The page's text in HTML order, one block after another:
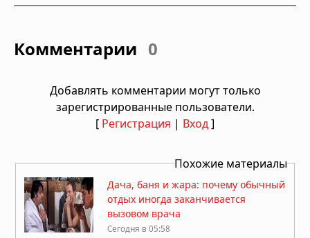
Комментарии 0
Добавлять комментарии могут только
зарегистрированные пользователи.
[ Регистрация | Вход]
Похожие материалы
Дача, баня и жара: почему обычный
отдых иногда заканчивается
вызовом врача
Сегодня в 05:58